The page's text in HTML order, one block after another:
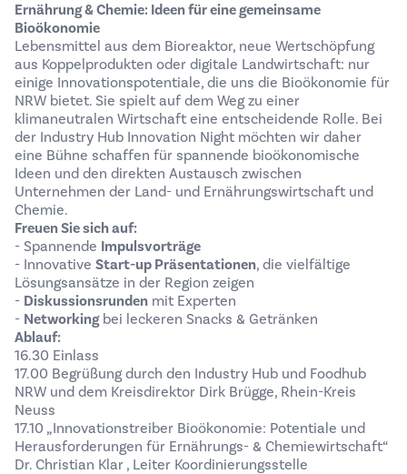
Ernährung & Chemie: Ideen für eine gemeinsame
Bioökonomie
Lebensmittel aus dem Bioreaktor, neue Wertschöpfung
aus Koppelprodukten oder digitale Landwirtschaft: nur
einige Innovationspotentiale, die uns die Bioökonomie für
NRW bietet. Sie spielt auf dem Weg zu einer
klimaneutralen Wirtschaft eine entscheidende Rolle. Bei
der Industry Hub Innovation Night möchten wir daher
eine Bühne schaffen für spannende bioökonomische
Ideen und den direkten Austausch zwischen
Unternehmen der Land- und Ernährungswirtschaft und
Chemie.
Freuen Sie sich auf:
- Spannende Impulsvorträge
- Innovative Start-up Präsentationen, die vielfältige
Lösungsansätze in der Region zeigen
- Diskussionsrunden mit Experten
- Networkingbei leckeren Snacks & Getränken
Ablauf:
16.30 Einlass
17.00 Begrüßung durch den Industry Hub und Foodhub
NRW und dem Kreisdirektor Dirk Brügge, Rhein-Kreis
Neuss
17.10 „Innovationstreiber Bioökonomie: Potentiale und
Herausforderungen für Ernährungs- & Chemiewirtschaft“
Dr. Christian Klar , Leiter Koordinierungsstelle